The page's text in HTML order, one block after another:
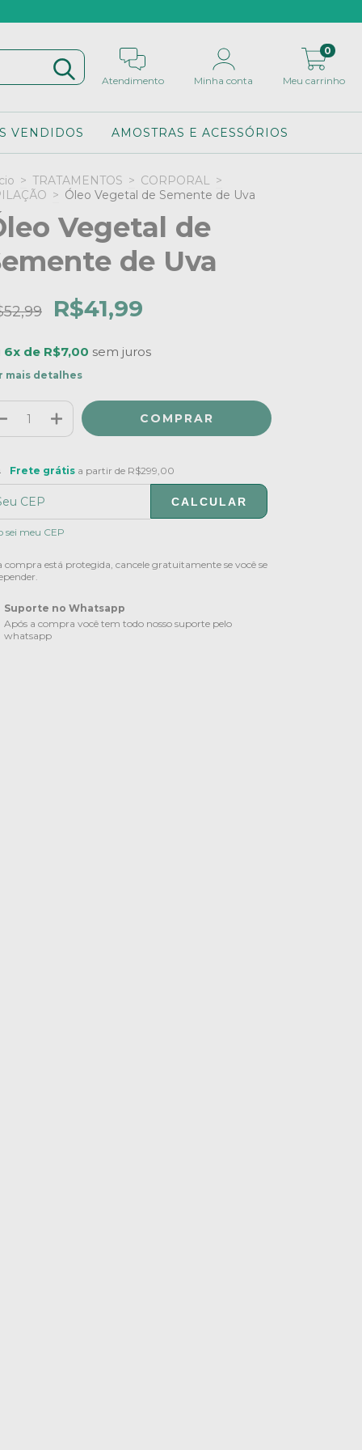
Atendimento Minha conta Meu carrinho
0
VENDIDOS AMOSTRAS E ACESSÓRIOS
> TRATAMENTOS > CORPORAL >
> Óleo Vegetal de Semente de Uva
Vegetal de
de Uva
R$41,99
6x de R$7,00 sem juros
mais detalhes
grátis R$299,00
para o CEP: ALTERAR CEP
Frete grátisa partir de R$299,00
CALCULAR
sei meu CEP
compra está protegida, cancele gratuitamente se você se
Suporte no Whatsapp
Após a compra você tem todo nosso suporte pelo
whatsapp